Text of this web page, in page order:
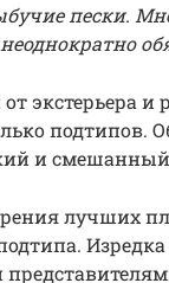
пески.
экстерьера
подтипов.
и
лучших